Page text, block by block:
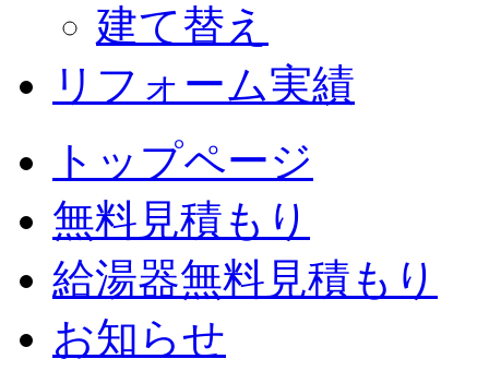
建て替え
リフォーム実績
トップページ
無料見積もり
給湯器無料見積もり
お知らせ